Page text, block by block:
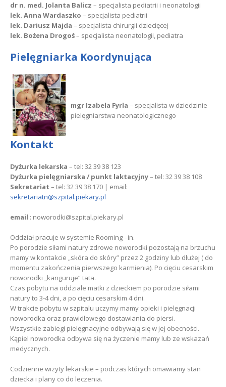
dr n. med. Jolanta Balicz – specjalista pediatrii i neonatologii
lek. Anna Wardaszko – specjalista pediatrii
lek. Dariusz Majda – specjalista chirurgii dziecięcej
lek. Bożena Drogoś– specjalista neonatologii, pediatra
Pielęgniarka Koordynująca
mgr Izabela Fyrla – specjalista w dziedzinie
pielęgniarstwa neonatologicznego
Kontakt
Dyżurka lekarska – tel: 32 39 38 123
Dyżurka pielęgniarska / punkt laktacyjny– tel: 32 39 38 108
Sekretariat – tel: 32 39 38 170 | email:
sekretariatn@szpital.piekary.pl
email : noworodki@szpital.piekary.pl
Oddział pracuje w systemie Rooming –in.
Po porodzie siłami natury zdrowe noworodki pozostają na brzuchu
mamy w kontakcie „skóra do skóry” przez 2 godziny lub dłużej ( do
momentu zakończenia pierwszego karmienia). Po cięciu cesarskim
noworodki „kanguruje” tata.
Czas pobytu na oddziale matki z dzieckiem po porodzie siłami
natury to 3-4 dni, a po cięciu cesarskim 4 dni.
W trakcie pobytu w szpitalu uczymy mamy opieki i pielęgnacji
noworodka oraz prawidłowego dostawiania do piersi.
Wszystkie zabiegi pielęgnacyjne odbywają się w jej obecności.
Kąpiel noworodka odbywa się na życzenie mamy lub ze wskazań
medycznych.
Codzienne wizyty lekarskie – podczas których omawiamy stan
dziecka i plany co do leczenia.